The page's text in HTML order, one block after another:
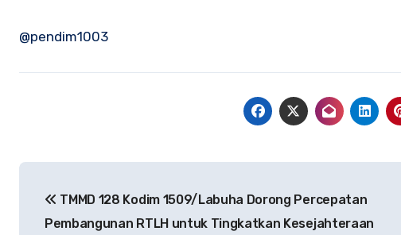
@pendim1003
pos TMMD 128 Kodim 1509/Labuha Dorong Percepatan
Pembangunan RTLH untuk Tingkatkan Kesejahteraan